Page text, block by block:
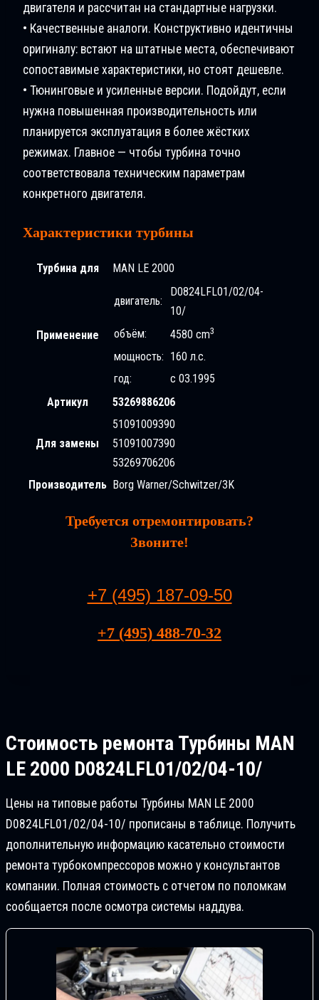
двигателя и рассчитан на стандартные нагрузки.
• Качественные аналоги. Конструктивно идентичны
оригиналу: встают на штатные места, обеспечивают
сопоставимые характеристики, но стоят дешевле.
• Тюнинговые и усиленные версии. Подойдут, если
нужна повышенная производительность или
планируется эксплуатация в более жёстких
режимах. Главное — чтобы турбина точно
соответствовала техническим параметрам
конкретного двигателя.
Характеристики турбины
Турбина для MAN LE 2000
Применение
двигатель:
D0824LFL01/02/04-
10/
объём:
4580 cm3
мощность: 160 л.с.
год:
с 03.1995
Артикул
53269886206
Для замены
51091009390
51091007390
53269706206
Производитель
Borg Warner/Schwitzer/3K
Требуется отремонтировать?
Звоните!
+7 (495) 187-09-50
+7 (495) 488-70-32
Стоимость ремонта Турбины MAN
LE 2000 D0824LFL01/02/04-10/
Цены на типовые работы Турбины MAN LE 2000
D0824LFL01/02/04-10/ прописаны в таблице. Получить
дополнительную информацию касательно стоимости
ремонта турбокомпрессоров можно у консультантов
компании. Полная стоимость с отчетом по поломкам
сообщается после осмотра системы наддува.